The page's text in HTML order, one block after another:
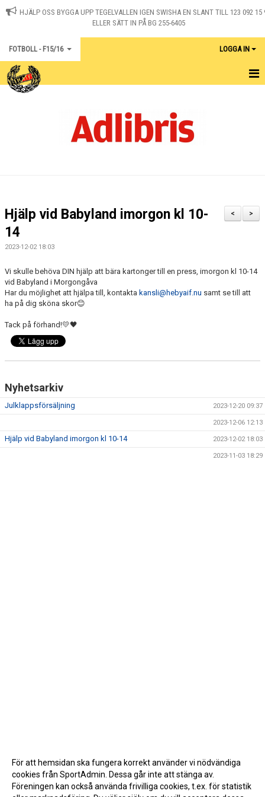
HJÄLP OSS BYGGA UPP TEGELVALLEN IGEN SWISHA EN SLANT TILL 123 092 15
ELLER SÄTT IN PÅ BG 255-6405
FOTBOLL - F15/16 LOGGA IN
>
<
Hjälp vid Babyland imorgon kl 10-
14
2023-12-02 18:03
Vi skulle behöva DIN hjälp att bära kartonger till en press, imorgon kl 10-14
vid Babyland i Morgongåva
Har du möjlighet att hjälpa till, kontakta kansli@hebyaif.nu samt se till att
ha på dig sköna skor😊
Tack på förhand!💛🖤
Nyhetsarkiv
Julklappsförsäljning 2023-12-20 09:37
2023-12-06 12:13
Hjälp vid Babyland imorgon kl 10-14 2023-12-02 18:03
2023-11-03 18:29
För att hemsidan ska fungera korrekt använder vi nödvändiga
cookies från SportAdmin. Dessa går inte att stänga av.
Föreningen kan också använda frivilliga cookies, t.ex. för statistik